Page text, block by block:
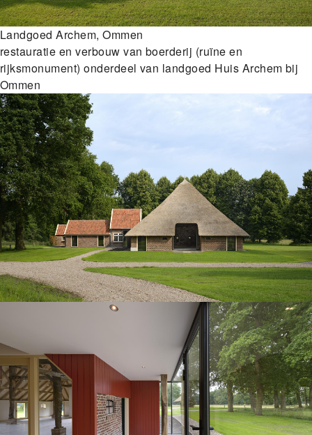
Landgoed Archem, Ommen
restauratie en verbouw van boerderij (ruïne en
rijksmonument) onderdeel van landgoed Huis Archem bij
Ommen